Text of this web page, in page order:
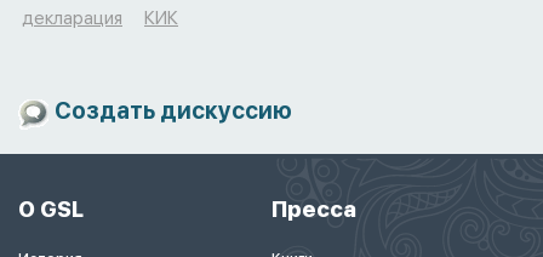
декларация
КИК
Создать дискуссию
О GSL Пресса